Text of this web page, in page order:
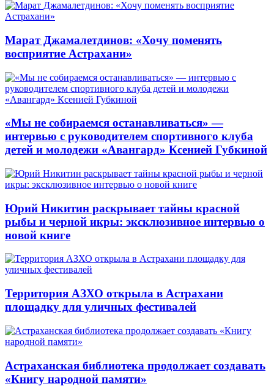
Марат Джамалетдинов: «Хочу поменять
восприятие Астрахани»
«Мы не собираемся останавливаться» —
интервью с руководителем спортивного клуба
детей и молодежи «Авангард» Ксенией Губкиной
Юрий Никитин раскрывает тайны красной
рыбы и черной икры: эксклюзивное интервью о
новой книге
Территория АЗХО открыла в Астрахани
площадку для уличных фестивалей
Астраханская библиотека продолжает создавать
«Книгу народной памяти»